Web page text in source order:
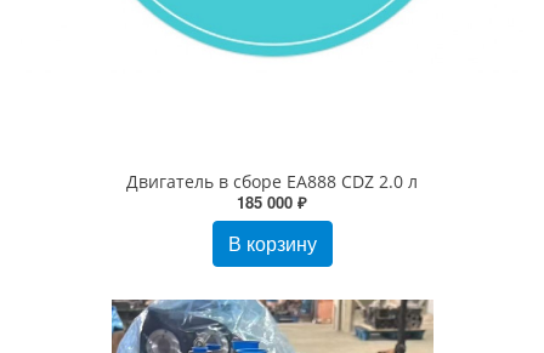
Двигатель в сборе EA888 CDZ 2.0 л
185 000 ₽
В корзину